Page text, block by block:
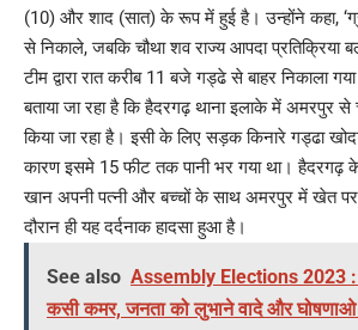
(10) और शाद (सात) के रूप में हुई है। उन्होंने कहा,
से निकाले, जबकि चौथा शव राज्य आपदा
टीम द्वारा रात करीब 11 बजे गड्ढे से बाहर निकाला
बताया जा रहा है कि हैदरगढ़ थाना इलाके में अमरपुर
किया जा रहा है। इसी के लिए सड़क किनारे गड्ढा
कारण इसमे 15 फीट तक पानी भर गया था। हैदरगढ़
खान अपनी पत्नी और बच्चों के साथ अमरपुर में खेत
दौरान ही यह दर्दनाक हादसा हुआ है।
See also Assembly Elections 2023 :
कसी कमर, जनता को लुभाने वादे और